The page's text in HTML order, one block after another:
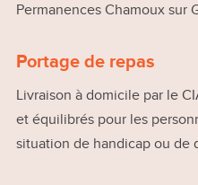
Permanences Chamoux sur
Portage de repas
Livraison à domicile par le
et équilibrés pour les
situation de handicap ou de